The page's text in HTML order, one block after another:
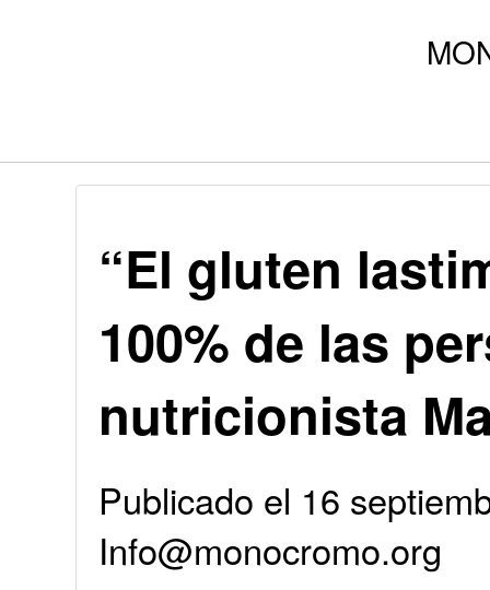
“El gluten
100% de las
nutricionista
Publicado el 16
Info@monocromo.org